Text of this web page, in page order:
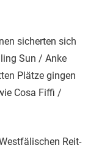
sicherten sich
Sun / Anke
Plätze gingen
Cosa Fiffi /
Reit-